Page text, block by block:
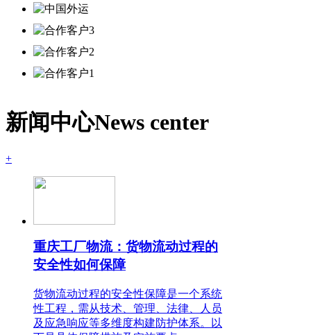
新闻中心News center
+
重庆工厂物流：货物流动过程的
安全性如何保障
货物流动过程的安全性保障是一个系统
性工程，需从技术、管理、法律、人员
及应急响应等多维度构建防护体系。以